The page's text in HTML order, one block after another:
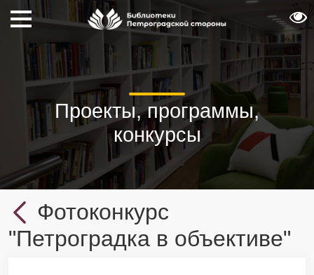
Проекты, программы,
конкурсы
Фотоконкурс
"Петроградка в объективе"